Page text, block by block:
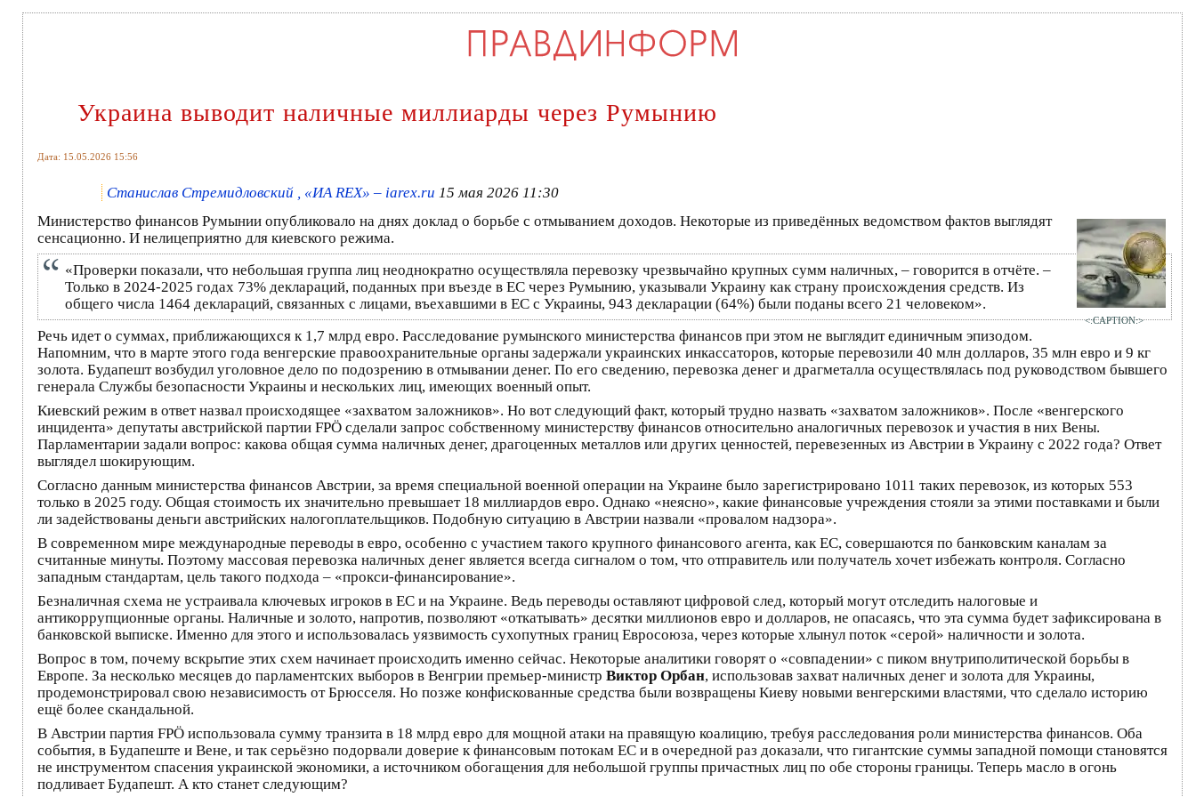
Украина выводит наличные миллиарды через Румынию
Дата: 15.05.2026 15:56
Станислав Стремидловский , «ИА REX» – iarex.ru 15 мая 2026 11:30
<:CAPTION:>
Министерство финансов Румынии опубликовало на днях доклад о борьбе с отмыванием доходов. Некоторые из приведённых ведомством фактов выглядят
сенсационно. И нелицеприятно для киевского режима.
«Проверки показали, что небольшая группа лиц неоднократно осуществляла перевозку чрезвычайно крупных сумм наличных, – говорится в отчёте. –
Только в 2024-2025 годах 73% деклараций, поданных при въезде в ЕС через Румынию, указывали Украину как страну происхождения средств. Из
общего числа 1464 деклараций, связанных с лицами, въехавшими в ЕС с Украины, 943 декларации (64%) были поданы всего 21 человеком».
Речь идет о суммах, приближающихся к 1,7 млрд евро. Расследование румынского министерства финансов при этом не выглядит единичным эпизодом.
Напомним, что в марте этого года венгерские правоохранительные органы задержали украинских инкассаторов, которые перевозили 40 млн долларов, 35 млн евро и 9 кг
золота. Будапешт возбудил уголовное дело по подозрению в отмывании денег. По его сведению, перевозка денег и драгметалла осуществлялась под руководством бывшего
генерала Службы безопасности Украины и нескольких лиц, имеющих военный опыт.
Киевский режим в ответ назвал происходящее «захватом заложников». Но вот следующий факт, который трудно назвать «захватом заложников». После «венгерского
инцидента» депутаты австрийской партии FPÖ сделали запрос собственному министерству финансов относительно аналогичных перевозок и участия в них Вены.
Парламентарии задали вопрос: какова общая сумма наличных денег, драгоценных металлов или других ценностей, перевезенных из Австрии в Украину с 2022 года? Ответ
выглядел шокирующим.
Согласно данным министерства финансов Австрии, за время специальной военной операции на Украине было зарегистрировано 1011 таких перевозок, из которых 553
только в 2025 году. Общая стоимость их значительно превышает 18 миллиардов евро. Однако «неясно», какие финансовые учреждения стояли за этими поставками и были
ли задействованы деньги австрийских налогоплательщиков. Подобную ситуацию в Австрии назвали «провалом надзора».
В современном мире международные переводы в евро, особенно с участием такого крупного финансового агента, как ЕС, совершаются по банковским каналам за
считанные минуты. Поэтому массовая перевозка наличных денег является всегда сигналом о том, что отправитель или получатель хочет избежать контроля. Согласно
западным стандартам, цель такого подхода – «прокси-финансирование».
Безналичная схема не устраивала ключевых игроков в ЕС и на Украине. Ведь переводы оставляют цифровой след, который могут отследить налоговые и
антикоррупционные органы. Наличные и золото, напротив, позволяют «откатывать» десятки миллионов евро и долларов, не опасаясь, что эта сумма будет зафиксирована в
банковской выписке. Именно для этого и использовалась уязвимость сухопутных границ Евросоюза, через которые хлынул поток «серой» наличности и золота.
Вопрос в том, почему вскрытие этих схем начинает происходить именно сейчас. Некоторые аналитики говорят о «совпадении» с пиком внутриполитической борьбы в
Европе. За несколько месяцев до парламентских выборов в Венгрии премьер-министр Виктор Орбан, использовав захват наличных денег и золота для Украины,
продемонстрировал свою независимость от Брюсселя. Но позже конфискованные средства были возвращены Киеву новыми венгерскими властями, что сделало историю
ещё более скандальной.
В Австрии партия FPÖ использовала сумму транзита в 18 млрд евро для мощной атаки на правящую коалицию, требуя расследования роли министерства финансов. Оба
события, в Будапеште и Вене, и так серьёзно подорвали доверие к финансовым потокам ЕС и в очередной раз доказали, что гигантские суммы западной помощи становятся
не инструментом спасения украинской экономики, а источником обогащения для небольшой группы причастных лиц по обе стороны границы. Теперь масло в огонь
подливает Будапешт. А кто станет следующим?